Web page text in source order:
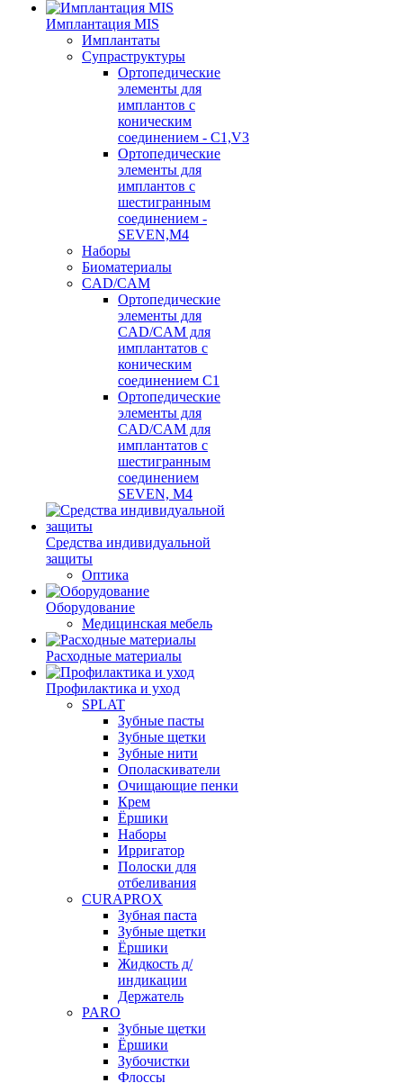
Имплантация MIS
Имплантаты
Супраструктуры
Ортопедические
элементы для
имплантов с
коническим
соединением - C1,V3
Ортопедические
элементы для
имплантов с
шестигранным
соединением -
SEVEN,M4
Наборы
Биоматериалы
CAD/CAM
Ортопедические
элементы для
CAD/CAM для
имплантатов с
коническим
соединением С1
Ортопедические
элементы для
CAD/CAM для
имплантатов с
шестигранным
соединением
SEVEN, М4
Средства индивидуальной
защиты
Оптика
Оборудование
Медицинская мебель
Расходные материалы
Профилактика и уход
SPLAT
Зубные пасты
Зубные щетки
Зубные нити
Ополаскиватели
Очищающие пенки
Крем
Ёршики
Наборы
Ирригатор
Полоски для
отбеливания
CURAPROX
Зубная паста
Зубные щетки
Ёршики
Жидкость д/
индикации
Держатель
PARO
Зубные щетки
Ёршики
Зубочистки
Флоссы